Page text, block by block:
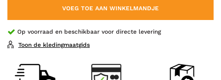
VOEG TOE AAN WINKELMANDJE
Op voorraad en beschikbaar voor directe levering
Toon de kledingmaatgids